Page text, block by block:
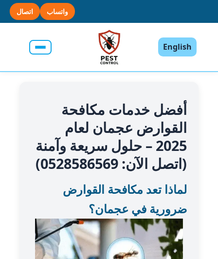
واتساب اتصال
English
أفضل خدمات مكافحة
القوارض عجمان لعام
2025 – حلول سريعة وآمنة
(اتصل الآن: 0528586569)
لماذا تعد مكافحة القوارض
ضرورية في عجمان؟